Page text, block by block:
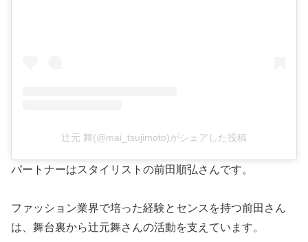
辻元 舞(@mai_tsujimoto)がシェアした投稿
パートナーはスタイリストの前田順弘さんです。
ファッション業界で培った経験とセンスを持つ前田さん
は、舞台裏から辻元舞さんの活動を支えています。